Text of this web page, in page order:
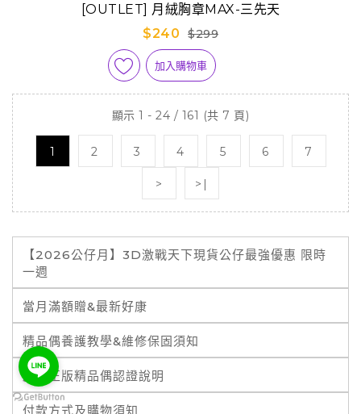
[OUTLET] 月絨胸章MAX-三先天
$240
$299
加入購物車
顯示 1 - 24 / 161 (共 7 頁)
1 2 3 4 5 6 7
> >|
【2026公仔月】3D激戰天下現貨公仔最強優惠 限時
一週
當月滿額贈&最新好康
精品偶養護教學&維修保固須知
霹靂正版精品偶認證說明
付款方式及購物須知